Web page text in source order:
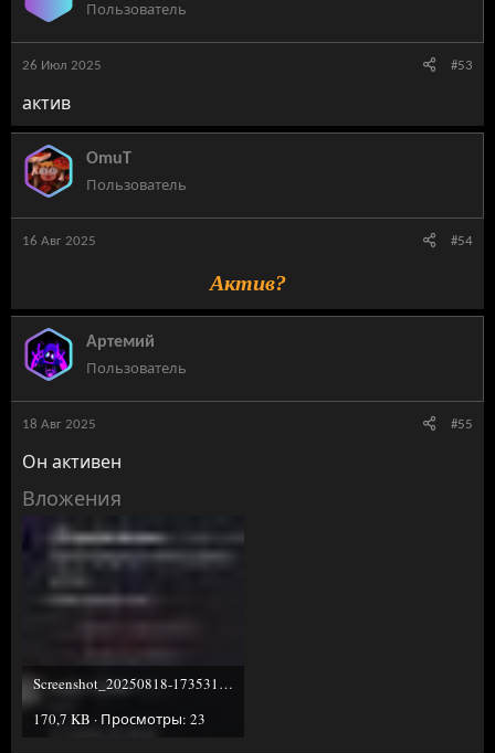
Пользователь
26 Июл 2025 #53
актив
OmuT
Пользователь
16 Авг 2025 #54
Актив?
Артемий
Пользователь
18 Авг 2025 #55
Он активен
Вложения
Screenshot_20250818-173531.jpg
170,7 KB · Просмотры: 23